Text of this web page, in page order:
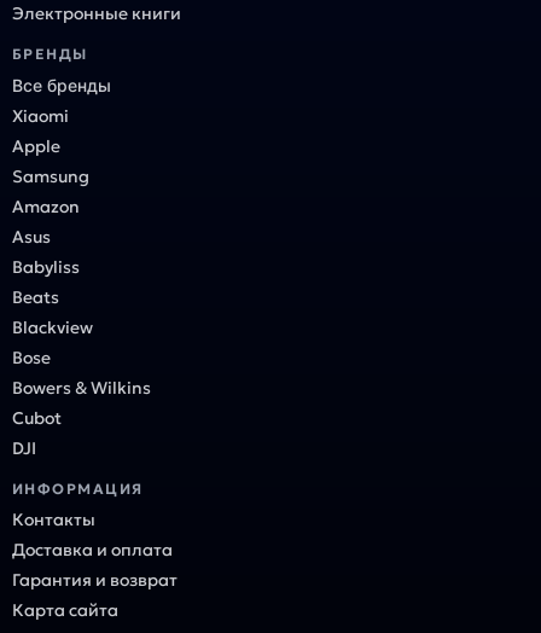
Электронные книги
БРЕНДЫ
Все бренды
Xiaomi
Apple
Samsung
Amazon
Asus
Babyliss
Beats
Blackview
Bose
Bowers & Wilkins
Cubot
DJI
ИНФОРМАЦИЯ
Контакты
Доставка и оплата
Гарантия и возврат
Карта сайта